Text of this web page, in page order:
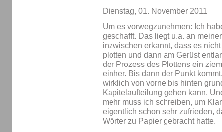
Dienstag, 01. November 2011
Um es vorwegzunehmen: Ich
geschafft. Das liegt u.a. an
inzwischen erkannt, dass es
plotten und dann am Gerüst
der Prozess des Plottens ein
einher. Bis dann der Punkt
wirklich von vorne bis hinten
Kapitelaufteilung gehen kann.
mehr muss ich schreiben, um
eigentlich schon sehr zufrieden,
Wörter zu Papier gebracht hatte.